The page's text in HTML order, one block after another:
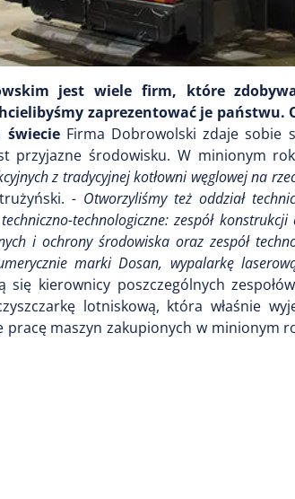
jest wiele firm, które
zaprezentować je
świecie Firma Dobrowolski zdaje sobie
przyjazne środowisku. W minionym
z tradycyjnej kotłowni węglowej na
- Otworzyliśmy też oddział
technologiczne: zespół
i ochrony środowiska oraz zespół
marki Dosan, wypalarkę
się kierownicy poszczególnych
lotniskową, która właśnie
pracę maszyn zakupionych w minionym